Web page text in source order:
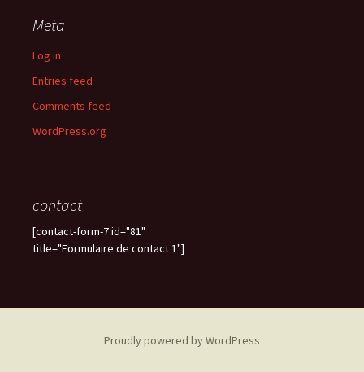
Meta
Log in
Entries feed
Comments feed
WordPress.org
contact
[contact-form-7 id="81"
title="Formulaire de contact 1"]
Proudly powered by WordPress